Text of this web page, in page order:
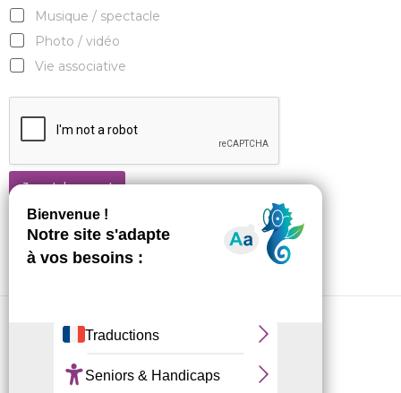
Musique / spectacle
Photo / vidéo
Vie associative
Je m'abonne !